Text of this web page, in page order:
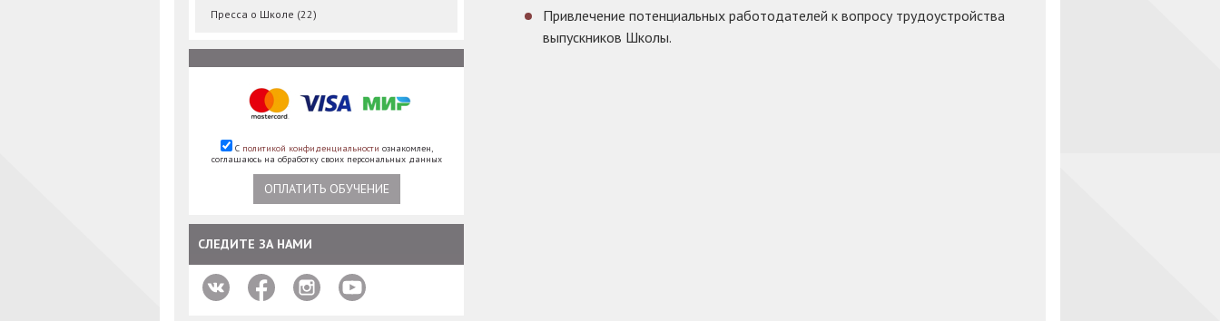
Пресса о Школе (22)
С политикой конфиденциальности ознакомлен,
соглашаюсь на обработку своих персональных данных
ОПЛАТИТЬ ОБУЧЕНИЕ
СЛЕДИТЕ ЗА НАМИ
Привлечение потенциальных работодателей к вопросу трудоустройства
выпускников Школы.